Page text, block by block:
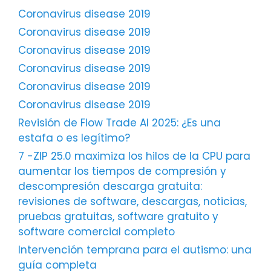
Coronavirus disease 2019
Coronavirus disease 2019
Coronavirus disease 2019
Coronavirus disease 2019
Coronavirus disease 2019
Coronavirus disease 2019
Revisión de Flow Trade AI 2025: ¿Es una
estafa o es legítimo?
7 -ZIP 25.0 maximiza los hilos de la CPU para
aumentar los tiempos de compresión y
descompresión descarga gratuita:
revisiones de software, descargas, noticias,
pruebas gratuitas, software gratuito y
software comercial completo
Intervención temprana para el autismo: una
guía completa